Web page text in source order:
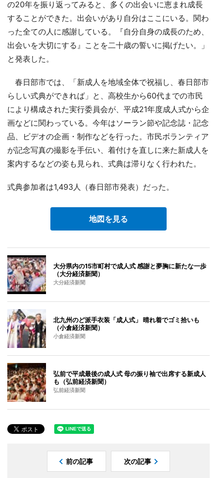
の20年を振り返ってみると、多くの出会いに恵まれ成長
することができた。出会いがあり自分はここにいる。関わ
った全ての人に感謝している。『自分自身の成長のため、
出会いを大切にする』ことを二十歳の誓いに掲げたい。」
と発表した。
春日部市では、「新成人を地域全体で祝福し、春日部市
らしい式典ができれば」と、高校生から60代までの市民
により構成された実行委員会が、平成21年度成人式から企
画などに関わっている。今年はソーラン節や記念誌・記念
品、ビデオの企画・制作などを行った。市民ボランティア
が記念写真の撮影を手伝い、着付けを直しに来た新成人を
案内するなどの姿も見られ、式典は滞りなく行われた。
式典参加者は1,493人（春日部市発表）だった。
地図を見る
大分県内の15市町村で成人式 感謝と夢胸に新たな一歩
（大分経済新聞）
大分経済新聞
北九州のど派手衣装「成人式」 晴れ着でゴミ拾いも
（小倉経済新聞）
小倉経済新聞
弘前で平成最後の成人式 母の振り袖で出席する新成人
も（弘前経済新聞）
弘前経済新聞
前の記事 次の記事